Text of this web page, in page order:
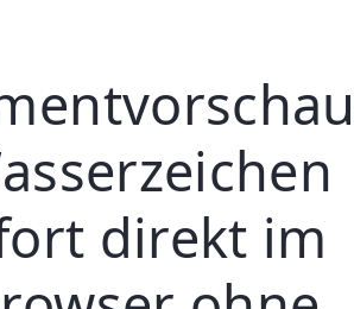
direkt im